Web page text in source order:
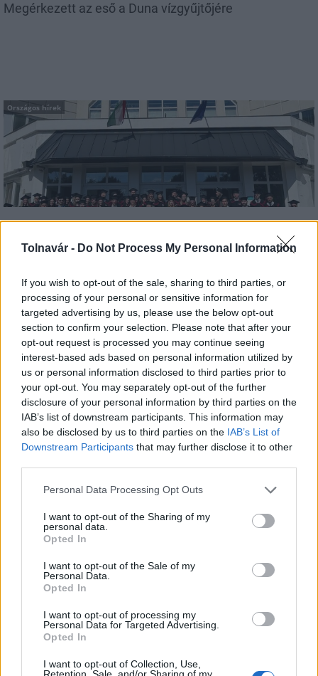
Tolnavár - Do Not Process My Personal Information
If you wish to opt-out of the sale, sharing to third parties, or
processing of your personal or sensitive information for
targeted advertising by us, please use the below opt-out
section to confirm your selection. Please note that after your
opt-out request is processed you may continue seeing
interest-based ads based on personal information utilized by
us or personal information disclosed to third parties prior to
your opt-out. You may separately opt-out of the further
disclosure of your personal information by third parties on the
IAB’s list of downstream participants. This information may
also be disclosed by us to third parties on the IAB’s List of
Downstream Participants that may further disclose it to other
Please note that this website/app uses one or more Google
not limited to your visit or usage behaviour. You may click to
grant or deny consent to Google and its third-party tags to
use your data for below specified purposes in below Google
consent section.
Personal Data Processing Opt Outs
I want to opt-out of the Sharing of my
personal data.
Opted In
I want to opt-out of the Sale of my
Personal Data.
Opted In
I want to opt-out of processing my
Personal Data for Targeted Advertising.
Opted In
I want to opt-out of Collection, Use,
Retention, Sale, and/or Sharing of my
Megérkezett az eső a Duna vízgyűjtőjére
Országos hírek
Kecskeméten is szakirányú továbbképzésekkel erősít a
Gál Ferenc Egyetem
Országos hírek
A lakosságra is fontos szerep hárul a szúnyoginvázió
MAGYAR ÉPÍTŐK